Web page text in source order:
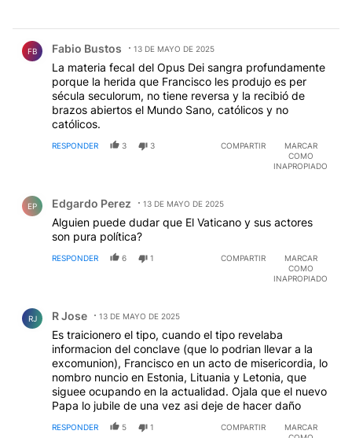
FB Fabio Bustos 13 DE MAYO DE 2025
La materia fecaI del Opus Dei sangra profundamente
porque la herida que Francisco les produjo es per
sécula seculorum, no tiene reversa y la recibió de
brazos abiertos el Mundo Sano, católicos y no
católicos.
RESPONDER 3 3 COMPARTIR
MARCAR
COMO
INAPROPIADO
EP Edgardo Perez 13 DE MAYO DE 2025
Alguien puede dudar que El Vaticano y sus actores
son pura política?
RESPONDER 6 1 COMPARTIR
MARCAR
COMO
INAPROPIADO
RJ R Jose 13 DE MAYO DE 2025
Es traicionero el tipo, cuando el tipo revelaba
informacion del conclave (que lo podrian llevar a la
excomunion), Francisco en un acto de misericordia, lo
nombro nuncio en Estonia, Lituania y Letonia, que
siguee ocupando en la actualidad. Ojala que el nuevo
Papa lo jubile de una vez asi deje de hacer daño
RESPONDER 5 1 COMPARTIR
MARCAR